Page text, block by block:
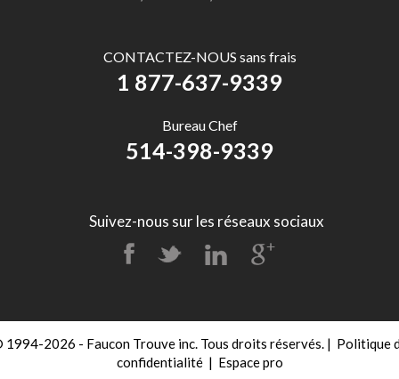
CONTACTEZ-NOUS sans frais
1 877-637-9339
Bureau Chef
514-398-9339
Suivez-nous sur les réseaux sociaux
1994-2026 - Faucon Trouve inc. Tous droits réservés.| Politique
confidentialité | Espace pro